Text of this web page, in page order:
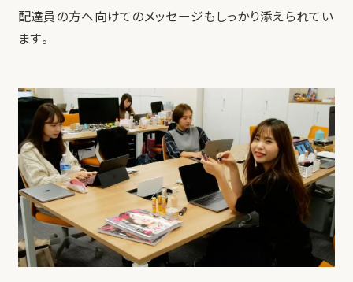
配達員の方へ向けてのメッセージもしっかり添えられてい
ます。